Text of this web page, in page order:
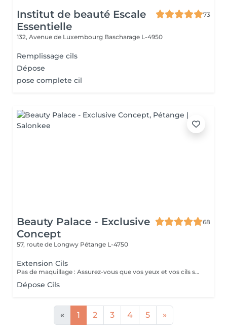
Institut de beauté Escale
Essentielle
73
132, Avenue de Luxembourg Bascharage L-4950
Remplissage cils
Dépose
pose complete cil
Beauty Palace - Exclusive
Concept
68
57, route de Longwy Pétange L-4750
Extension Cils
Pas de maquillage : Assurez-vous que vos yeux et vos cils soit complètement exempts de maquillage, en particulier de mascara, d'eyeliner ou de fard à paupières. Le maquillage peut interférer avec l'adhésif utilisé pour les extensions. Nettoyage doux : Utilisez un nettoyant doux pour les yeux sans huile pour bien nettoyer la zone des yeux. L'huile peut empêcher les extensions de bien adhérer. Si vous portez des lentilles de contact, retirez-les avant le rendez-vous.
Dépose Cils
« 1 2 3 4 5 »